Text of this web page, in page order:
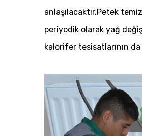
anlaşılacaktır.Petek
periyodik olarak yağ
kalorifer tesisatlarının